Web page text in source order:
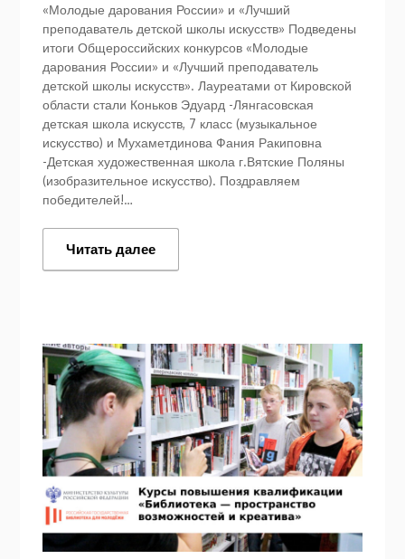
«Молодые дарования России» и «Лучший
преподаватель детской школы искусств» Подведены
итоги Общероссийских конкурсов «Молодые
дарования России» и «Лучший преподаватель
детской школы искусств». Лауреатами от Кировской
области стали Коньков Эдуард -Лянгасовская
детская школа искусств, 7 класс (музыкальное
искусство) и Мухаметдинова Фания Ракиповна
-Детская художественная школа г.Вятские Поляны
(изобразительное искусство). Поздравляем
победителей!…
Читать далее